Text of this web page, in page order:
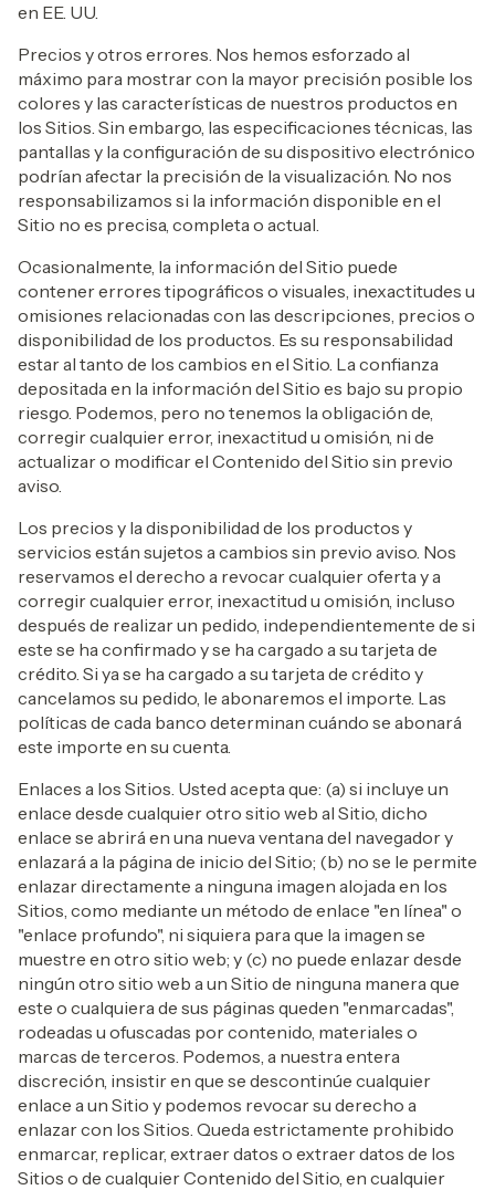
en EE. UU.
Precios y otros errores. Nos hemos esforzado al
máximo para mostrar con la mayor precisión posible los
colores y las características de nuestros productos en
los Sitios. Sin embargo, las especificaciones técnicas, las
pantallas y la configuración de su dispositivo electrónico
podrían afectar la precisión de la visualización. No nos
responsabilizamos si la información disponible en el
Sitio no es precisa, completa o actual.
Ocasionalmente, la información del Sitio puede
contener errores tipográficos o visuales, inexactitudes u
omisiones relacionadas con las descripciones, precios o
disponibilidad de los productos. Es su responsabilidad
estar al tanto de los cambios en el Sitio. La confianza
depositada en la información del Sitio es bajo su propio
riesgo. Podemos, pero no tenemos la obligación de,
corregir cualquier error, inexactitud u omisión, ni de
actualizar o modificar el Contenido del Sitio sin previo
aviso.
Los precios y la disponibilidad de los productos y
servicios están sujetos a cambios sin previo aviso. Nos
reservamos el derecho a revocar cualquier oferta y a
corregir cualquier error, inexactitud u omisión, incluso
después de realizar un pedido, independientemente de si
este se ha confirmado y se ha cargado a su tarjeta de
crédito. Si ya se ha cargado a su tarjeta de crédito y
cancelamos su pedido, le abonaremos el importe. Las
políticas de cada banco determinan cuándo se abonará
este importe en su cuenta.
Enlaces a los Sitios. Usted acepta que: (a) si incluye un
enlace desde cualquier otro sitio web al Sitio, dicho
enlace se abrirá en una nueva ventana del navegador y
enlazará a la página de inicio del Sitio; (b) no se le permite
enlazar directamente a ninguna imagen alojada en los
Sitios, como mediante un método de enlace "en línea" o
"enlace profundo", ni siquiera para que la imagen se
muestre en otro sitio web; y (c) no puede enlazar desde
ningún otro sitio web a un Sitio de ninguna manera que
este o cualquiera de sus páginas queden "enmarcadas",
rodeadas u ofuscadas por contenido, materiales o
marcas de terceros. Podemos, a nuestra entera
discreción, insistir en que se descontinúe cualquier
enlace a un Sitio y podemos revocar su derecho a
enlazar con los Sitios. Queda estrictamente prohibido
enmarcar, replicar, extraer datos o extraer datos de los
Sitios o de cualquier Contenido del Sitio, en cualquier